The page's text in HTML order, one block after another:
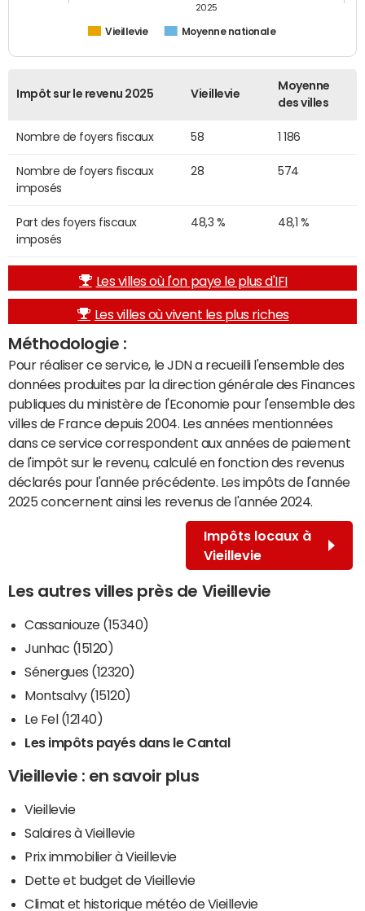
Vieillevie Moyenne nationale
2025
Impôt sur le revenu 2025 Vieillevie
Moyenne
des villes
Nombre de foyers fiscaux 58 1 186
Nombre de foyers fiscaux
imposés
28 574
Part des foyers fiscaux
imposés
48,3 % 48,1 %
Les villes où l'on paye le plus d'IFI
Les villes où vivent les plus riches
Méthodologie :
Pour réaliser ce service, le JDN a recueilli l'ensemble des
données produites par la direction générale des Finances
publiques du ministère de l'Economie pour l'ensemble des
villes de France depuis 2004. Les années mentionnées
dans ce service correspondent aux années de paiement
de l'impôt sur le revenu, calculé en fonction des revenus
déclarés pour l'année précédente. Les impôts de l'année
2025 concernent ainsi les revenus de l'année 2024.
Impôts locaux à
Vieillevie
Les autres villes près de Vieillevie
Cassaniouze (15340)
Junhac (15120)
Sénergues (12320)
Montsalvy (15120)
Le Fel (12140)
Les impôts payés dans le Cantal
Vieillevie : en savoir plus
Vieillevie
Salaires à Vieillevie
Prix immobilier à Vieillevie
Dette et budget de Vieillevie
Climat et historique météo de Vieillevie